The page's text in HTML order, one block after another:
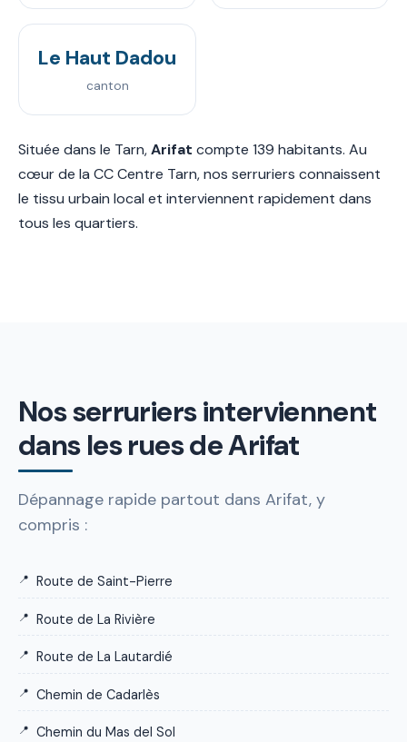
Le Haut Dadou
canton
Située dans le Tarn,Arifat compte 139 habitants. Au
cœur de la CC Centre Tarn, nos serruriers connaissent
le tissu urbain local et interviennent rapidement dans
tous les quartiers.
Nos serruriers interviennent
dans les rues de Arifat
Dépannage rapide partout dans Arifat, y
compris :
Route de Saint-Pierre
Route de La Rivière
Route de La Lautardié
Chemin de Cadarlès
Chemin du Mas del Sol